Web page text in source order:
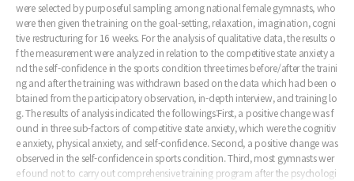
were selected by purposeful sampling among national female gymnasts, who
were then given the training on the goal-setting, relaxation, imagination, cogni
tive restructuring for 16 weeks. For the analysis of qualitative data, the results o
f the measurement were analyzed in relation to the competitive state anxiety a
nd the self-confidence in the sports condition three times before/after the traini
ng and after the training was withdrawn based on the data which had been o
btained from the participatory observation, in-depth interview, and training lo
g. The results of analysis indicated the followings:First, a positive change was f
ound in three sub-factors of competitive state anxiety, which were the cognitiv
e anxiety, physical anxiety, and self-confidence. Second, a positive change was
observed in the self-confidence in sports condition. Third, most gymnasts wer
e found not to carry out comprehensive training program after the psychologi